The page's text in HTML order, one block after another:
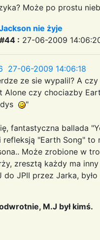
Może po prostu
nie żyje
: 27-06-2009
27-06-2009 14:06:18
ze sie wypalil? A
Alone czy chociazby
"
fantastyczna ballada
"Earth Song"
Może zrobione w
zresztą każdy ma
do JPII przez Jarka,
M.J był kimś.